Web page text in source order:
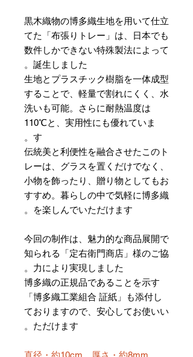
黒木織物の博多織生地を用いて仕立
てた「布張りトレー」は、日本でも
数件しかできない特殊製法によって
誕生しました。
生地とプラスチック樹脂を一体成型
することで、軽量で割れにくく、水
洗いも可能。さらに耐熱温度は
110℃と、実用性にも優れていま
す。
伝統美と利便性を融合させたこのト
レーは、グラスを置くだけでなく、
小物を飾ったり、贈り物としてもお
すすめ。暮らしの中で気軽に博多織
を楽しんでいただけます。
今回の制作は、魅力的な商品展開で
知られる「定右衛門商店」様のご協
力により実現しました。
博多織の正規品であることを示す
「博多織工業組合 証紙」も添付し
ておりますので、安心してお使いい
ただけます。
直径・約10cm、厚さ・約8mm